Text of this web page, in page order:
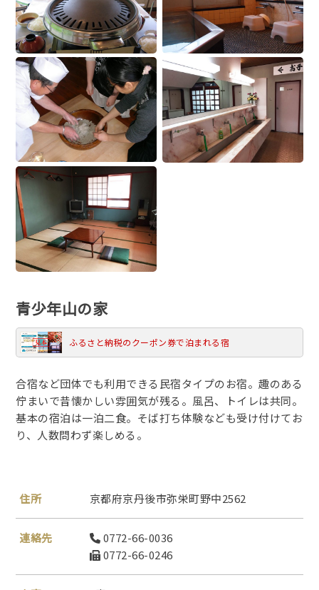
青少年山の家
ふるさと納税のクーポン券で泊まれる宿
合宿など団体でも利用できる民宿タイプのお宿。趣のある
佇まいで昔懐かしい雰囲気が残る。風呂、トイレは共同。
基本の宿泊は一泊二食。そば打ち体験なども受け付けてお
り、人数問わず楽しめる。
住所 京都府京丹後市弥栄町野中2562
連絡先
0772-66-0036
0772-66-0246